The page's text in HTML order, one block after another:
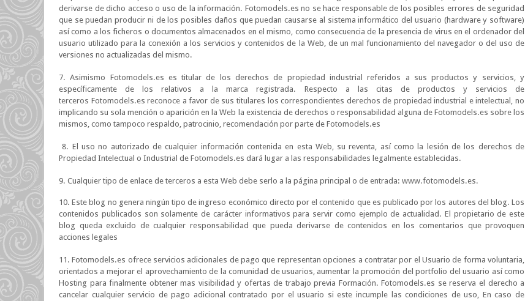
derivarse de dicho acceso o uso de la información. Fotomodels.es no se hace responsable de los posibles errores de seguridad
que se puedan producir ni de los posibles daños que puedan causarse al sistema informático del usuario (hardware y software)
así como a los ficheros o documentos almacenados en el mismo, como consecuencia de la presencia de virus en el ordenador del
usuario utilizado para la conexión a los servicios y contenidos de la Web, de un mal funcionamiento del navegador o del uso de
versiones no actualizadas del mismo.
7. Asimismo Fotomodels.es es titular de los derechos de propiedad industrial referidos a sus productos y servicios, y
específicamente de los relativos a la marca registrada. Respecto a las citas de productos y servicios de
terceros Fotomodels.es reconoce a favor de sus titulares los correspondientes derechos de propiedad industrial e intelectual, no
implicando su sola mención o aparición en la Web la existencia de derechos o responsabilidad alguna de Fotomodels.es sobre los
mismos, como tampoco respaldo, patrocinio, recomendación por parte de Fotomodels.es
8. El uso no autorizado de cualquier información contenida en esta Web, su reventa, así como la lesión de los derechos de
Propiedad Intelectual o Industrial de Fotomodels.es dará lugar a las responsabilidades legalmente establecidas.
9. Cualquier tipo de enlace de terceros a esta Web debe serlo a la página principal o de entrada: www.fotomodels.es.
10. Este blog no genera ningún tipo de ingreso económico directo por el contenido que es publicado por los autores del blog. Los
contenidos publicados son solamente de carácter informativos para servir como ejemplo de actualidad. El propietario de este
blog queda excluido de cualquier responsabilidad que pueda derivarse de contenidos en los comentarios que provoquen
acciones legales
11. Fotomodels.es ofrece servicios adicionales de pago que representan opciones a contratar por el Usuario de forma voluntaria,
orientados a mejorar el aprovechamiento de la comunidad de usuarios, aumentar la promoción del portfolio del usuario así como
Hosting para finalmente obtener mas visibilidad y ofertas de trabajo previa Formación. Fotomodels.es se reserva el derecho a
cancelar cualquier servicio de pago adicional contratado por el usuario si este incumple las condiciones de uso, En caso de